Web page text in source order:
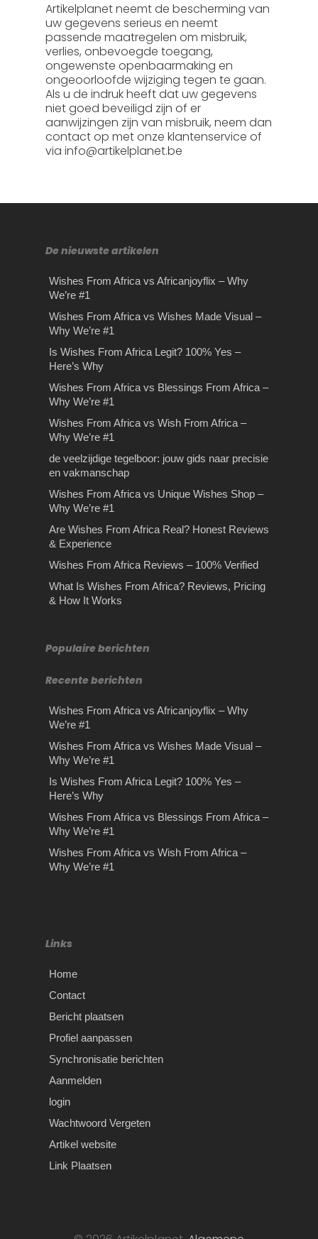
Artikelplanet neemt de bescherming van
uw gegevens serieus en neemt
passende maatregelen om misbruik,
verlies, onbevoegde toegang,
ongewenste openbaarmaking en
ongeoorloofde wijziging tegen te gaan.
Als u de indruk heeft dat uw gegevens
niet goed beveiligd zijn of er
aanwijzingen zijn van misbruik, neem dan
contact op met onze klantenservice of
via info@artikelplanet.be
De nieuwste artikelen
Wishes From Africa vs Africanjoyflix – Why
We’re #1
Wishes From Africa vs Wishes Made Visual –
Why We’re #1
Is Wishes From Africa Legit? 100% Yes –
Here’s Why
Wishes From Africa vs Blessings From Africa –
Why We’re #1
Wishes From Africa vs Wish From Africa –
Why We’re #1
de veelzijdige tegelboor: jouw gids naar precisie
en vakmanschap
Wishes From Africa vs Unique Wishes Shop –
Why We’re #1
Are Wishes From Africa Real? Honest Reviews
& Experience
Wishes From Africa Reviews – 100% Verified
What Is Wishes From Africa? Reviews, Pricing
& How It Works
Populaire berichten
Recente berichten
Wishes From Africa vs Africanjoyflix – Why
We’re #1
Wishes From Africa vs Wishes Made Visual –
Why We’re #1
Is Wishes From Africa Legit? 100% Yes –
Here’s Why
Wishes From Africa vs Blessings From Africa –
Why We’re #1
Wishes From Africa vs Wish From Africa –
Why We’re #1
Links
Home
Contact
Bericht plaatsen
Profiel aanpassen
Synchronisatie berichten
Aanmelden
login
Wachtwoord Vergeten
Artikel website
Link Plaatsen